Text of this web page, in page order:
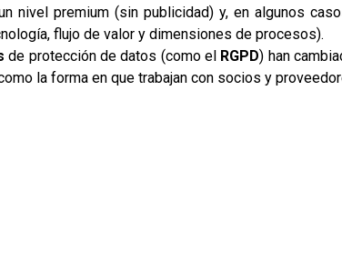
nivel premium (sin publicidad) y, en algunos
flujo de valor y dimensiones de procesos).
de protección de datos (como el RGPD) han
la forma en que trabajan con socios y